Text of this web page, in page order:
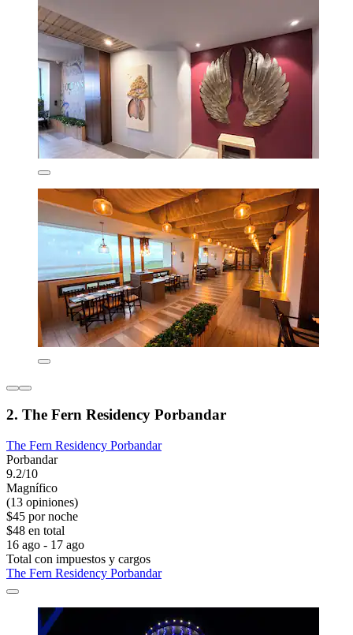
2. The Fern Residency Porbandar
The Fern Residency Porbandar
Porbandar
9.2/10
Magnífico
(13 opiniones)
$45 por noche
$48 en total
16 ago - 17 ago
Total con impuestos y cargos
The Fern Residency Porbandar